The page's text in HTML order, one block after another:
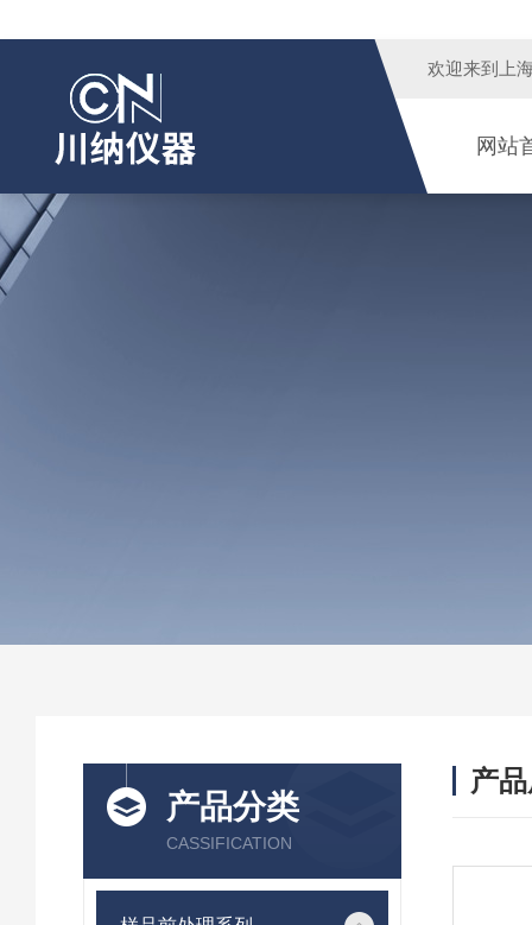
欢迎来到 上
网站
产品分类
CASSIFICATION
产